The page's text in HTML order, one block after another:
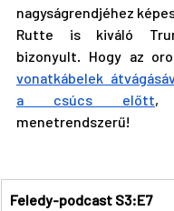
nagyságrendjéhez
Rutte is kiváló
bizonyult. Hogy az
vonatkábelek
a csúcs előtt,
menetrendszerű!
Feledy-podcast S3:E7